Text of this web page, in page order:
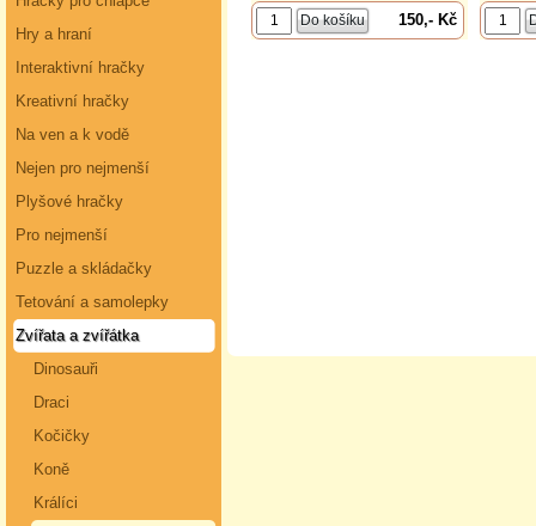
Hry a hraní
Interaktivní hračky
Kreativní hračky
Na ven a k vodě
Nejen pro nejmenší
Plyšové hračky
Pro nejmenší
Puzzle a skládačky
Tetování a samolepky
Zvířata a zvířátka
Dinosauři
Draci
Kočičky
Koně
Králíci
150,- Kč